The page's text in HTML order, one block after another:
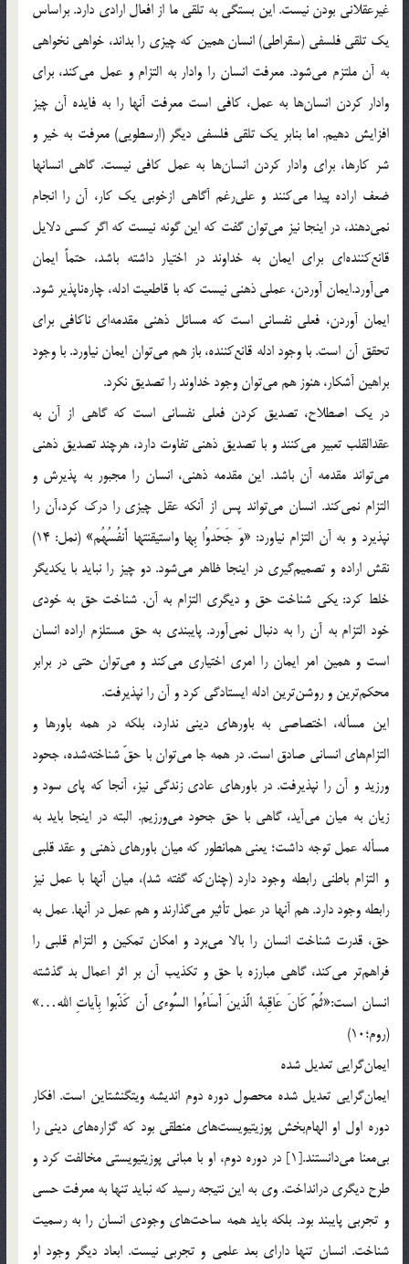
غيرعقلاني بودن نيست. اين بستگي به تلقي ما از افعال ارادي دارد. براساس
يك تلقي فلسفي (سقراطي) انسان همين كه چيزي را بداند، خواهي نخواهي
به آن ملتزم مي‌شود. معرفت انسان را وادار به التزام و عمل مي‌‌كند، براي
وادار كردن انسان‌ها به عمل، كافي است معرفت آنها را به فايده آن چيز
افزايش دهيم. اما بنابر يك تلقي فلسفي ديگر (ارسطويي) معرفت به خير و
شر كارها، براي وادار كردن انسان‌ها به عمل كافي نيست. گاهي انسانها
ضعف اراده پيدا مي‌كنند و علي‌رغم آگاهي ازخوبي يك كار، آن را انجام
نمي‌دهند، در اينجا نيز مي‌توان گفت كه اين گونه نيست كه اگر كسي دلايل
قانع‌كننده‌اي براي ايمان به خداوند در اختيار داشته باشد، حتماً ايمان
مي‌آورد.ايمان آوردن، عملي ذهني نيست كه با قاطعيت ادله، چاره‌ناپذير شود.
ايمان آوردن، فعلي نفساني است كه مسائل ذهني مقدمه‌اي ناكافي براي
تحقق آن است. با وجود ادله قانع‌كننده، باز هم مي‌توان ايمان نياورد. با وجود
براهين آشكار، هنوز هم مي‌‌توان وجود خداوند را تصديق نكرد.
در يك اصطلاح، تصديق كردن فعلي نفساني است كه گاهي از آن به
عقدالقلب تعبير مي‌كنند و با تصديق ذهني تفاوت دارد،‌ هرچند تصديق ذهني
مي‌تواند مقدمه آن باشد. اين مقدمه ذهني، انسان را مجبور به پذيرش و
التزام نمي‌كند. انسان مي‌تواند پس از آنكه عقل چيزي را درك كرد،‌آن را
نپذيرد و به آن التزام نياورد: «وَ جَحَدوُا بِها واستيقنتها أَنفُسُهُم» (نمل: 14)
نقش اراده و تصميم‌گيري در اينجا ظاهر مي‌شود. دو چيز را نبايد با يكديگر
خلط كرد: يكي شناخت حق و ديگري التزام به آن. شناخت حق به خودي
خود التزام به آن را به دنبال نمي‌آورد. پايبندي به حق مستلزم اراده انسان
است و همين امر ايمان را امري اختياري مي‌كند و مي‌توان حتي در برابر
محكم‌ترين و روشن‌ترين ادله ايستادگي كرد و آن را نپذيرفت.
اين مسأله، اختصاصي به باورهاي ديني ندارد،‌ بلكه در همه باورها و
التزام‌هاي انساني صادق است. در همه جا مي‌توان با حقّ شناخته‌شده، جحود
ورزيد و آن را نپذيرفت. در باورهاي عادي زندگي نيز، آنجا كه پاي سود و
زيان به ميان مي‌آيد، گاهي با حق جحود مي‌ورزيم. البته در اينجا بايد به
مسأله عمل توجه داشت؛ يعني همانطور كه ميان باورهاي ذهني و عقد قلبي
و التزام باطني رابطه وجود دارد (چنان‌كه گفته شد)، ميان آنها با عمل نيز
رابطه وجود دارد. هم آنها در عمل تأثير مي‌گذارند و هم عمل در آنها. عمل به
حق، قدرت شناخت انسان را بالا مي‌برد و امكان تمكين و التزام قلبي را
فراهم‌تر مي‌كند، گاهي مبارزه با حق و تكذيب آن بر اثر اعمال بد گذشته
انسان است:‌«ثُمَّ‌ كَانَ عَاقِبة الَّذينَ أَسَاءُوا السُّوءي أَن كَذَّبوا بِآياتِ الله…»
(روم؛‌10)
ايمان‌گرايي تعديل شده
ايمان‌گرايي تعديل شده محصول دوره دوم انديشه ويتگنشتاين است. افكار
دوره اول او الهام‌بخش پوزيتيويست‌هاي منطقي بود كه گزاره‌هاي ديني را
بي‌معنا مي‌دانستند.[1] در دوره دوم، او با مباني پوزيتيويستي مخالفت كرد و
طرح ديگري درانداخت. وي به اين نتيجه رسيد كه نبايد تنها به معرفت حسي
و تجربي پايبند بود.‌ بلكه بايد همه ساحت‌هاي وجودي انسان را به رسميت
شناخت. انسان تنها داراي بعد علمي و تجربي نيست. ابعاد ديگر وجود او